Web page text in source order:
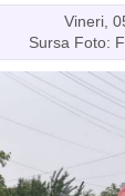
Vineri,
Sursa Foto: